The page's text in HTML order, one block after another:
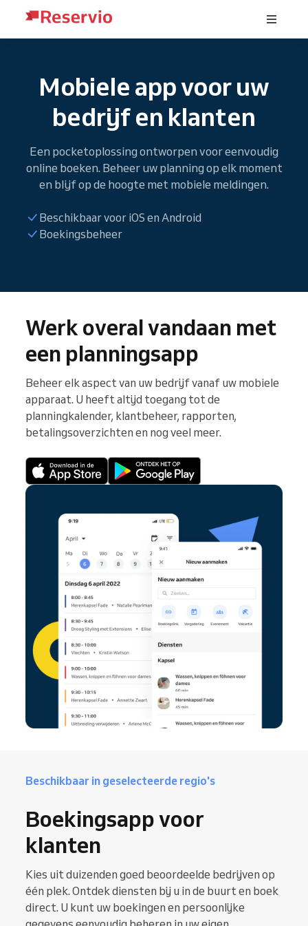
Mobiele app voor uw
bedrijf en klanten
Een pocketoplossing ontworpen voor eenvoudig
online boeken. Beheer uw planning op elk moment
en blijf op de hoogte met mobiele meldingen.
Beschikbaar voor iOS en Android
Boekingsbeheer
Werk overal vandaan met
een planningsapp
Beheer elk aspect van uw bedrijf vanaf uw mobiele
apparaat. U heeft altijd toegang tot de
planningkalender, klantbeheer, rapporten,
betalingsoverzichten en nog veel meer.
Beschikbaar in geselecteerde regio's
Boekingsapp voor
klanten
Kies uit duizenden goed beoordeelde bedrijven op
één plek. Ontdek diensten bij u in de buurt en boek
direct. U kunt uw boekingen en persoonlijke